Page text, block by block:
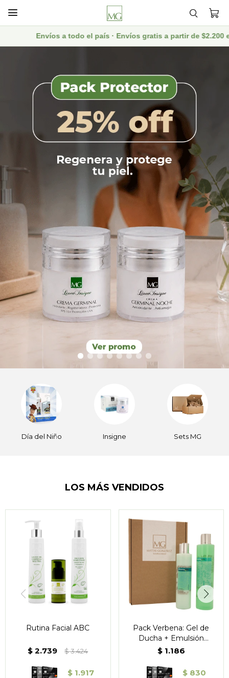

Envíos a todo el país · Envíos gratis a partir de $2.200 en
Insigne Sets MG Deportivos
LOS MÁS VENDIDOS
Rutina Facial ABC
$ 2.739 $3.424
$ 1.917
Pack Verbena: Gel de
Ducha + Emulsión
Hidratante
$ 1.186
$ 830